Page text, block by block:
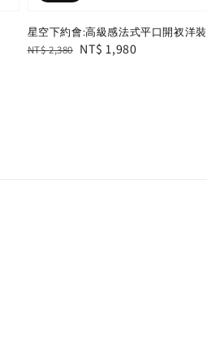
星空下約會:高級感法式平口開衩洋裝
Regular
NT$ 2,380 Sale
NT$ 1,980